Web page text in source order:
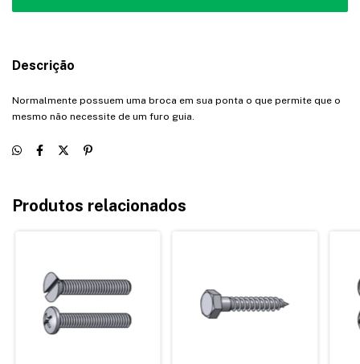
Descrição
Normalmente possuem uma broca em sua ponta o que permite que o
mesmo não necessite de um furo guia.
Produtos relacionados